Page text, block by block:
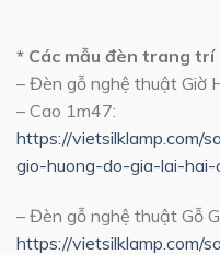
* Các mẫu đèn trang
– Đèn gỗ nghệ thuật Giờ
– Cao 1m47:
https://vietsilklamp.com/
gio-huong-do-gia-lai-
– Đèn gỗ nghệ thuật Gỗ
https://vietsilklamp.com/